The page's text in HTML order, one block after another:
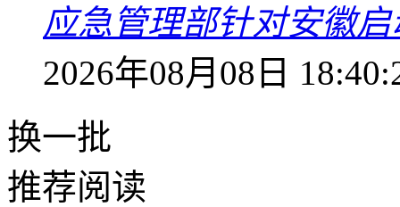
应急管理部针对安徽
2026年08月08日
换一批
推荐阅读